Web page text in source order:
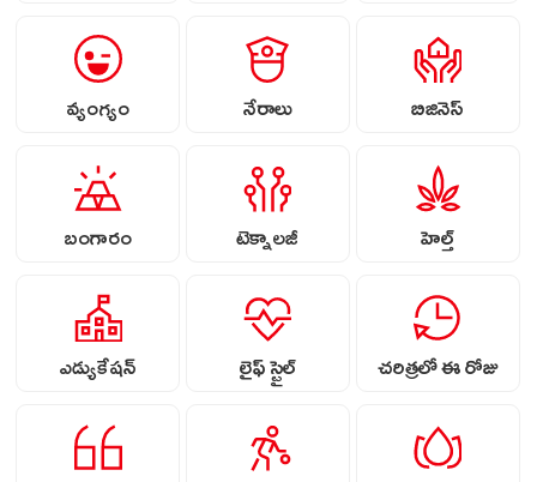
వ్యంగ్యం నేరాలు బిజినెస్
బంగారం టెక్నాలజీ హెల్త్
ఎడ్యుకేషన్ లైఫ్ స్టైల్ చరిత్రలో ఈ రోజు